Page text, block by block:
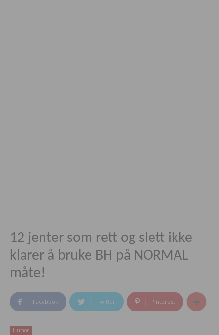
12 jenter som rett og slett ikke
klarer å bruke BH på NORMAL
måte!
Facebook Twitter Pinterest
Humor